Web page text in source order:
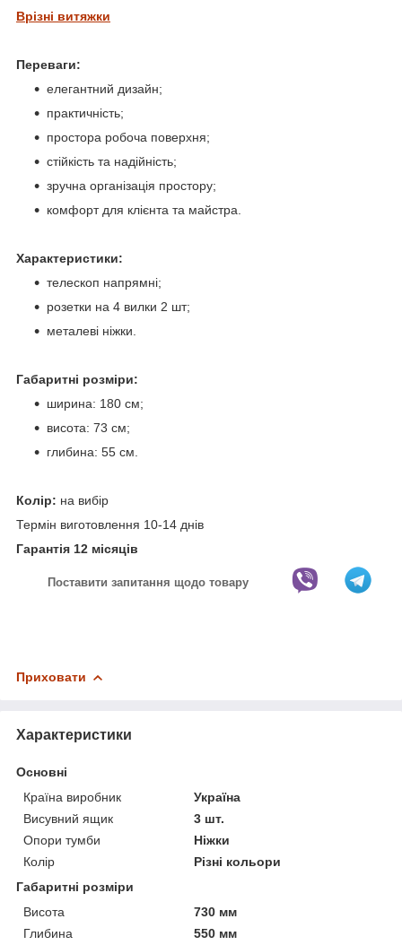
Врізні витяжки
Переваги:
елегантний дизайн;
практичність;
простора робоча поверхня;
стійкість та надійність;
зручна організація простору;
комфорт для клієнта та майстра.
Характеристики:
телескоп напрямні;
розетки на 4 вилки 2 шт;
металеві ніжки.
Габаритні розміри:
ширина: 180 см;
висота: 73 см;
глибина: 55 см.
Колір: на вибір
Термін виготовлення 10-14 днів
Гарантія 12 місяців
Поставити запитання щодо товару
Приховати
Характеристики
Основні
Країна виробник
Україна
Висувний ящик
3 шт.
Опори тумби
Ніжки
Колір
Різні кольори
Габаритні розміри
Висота
730 мм
Глибина
550 мм